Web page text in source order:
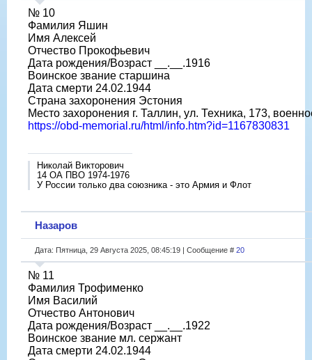
№ 10
Фамилия Яшин
Имя Алексей
Отчество Прокофьевич
Дата рождения/Возраст __.__.1916
Воинское звание старшина
Дата смерти 24.02.1944
Страна захоронения Эстония
Место захоронения г. Таллин, ул. Техника, 173,
https://obd-memorial.ru/html/info.htm?id=1167830831
Николай Викторович
14 ОА ПВО 1974-1976
У России только два союзника - это Армия и Флот
Назаров
Дата: Пятница, 29 Августа 2025, 08:45:19 | Сообщение # 20
№ 11
Фамилия Трофименко
Имя Василий
Отчество Антонович
Дата рождения/Возраст __.__.1922
Воинское звание мл. сержант
Дата смерти 24.02.1944